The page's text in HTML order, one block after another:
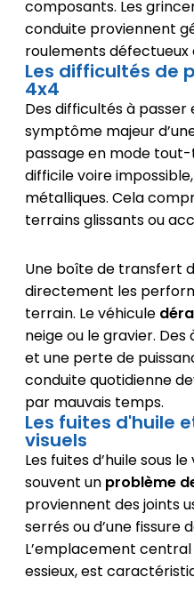
composants. Les
conduite proviennent
roulements défectueux
Les difficultés de
4x4
Des difficultés à
symptôme majeur
passage en mode
difficile voire
métalliques. Cela
terrains glissants ou
Une boîte de transfert
directement les
terrain. Le véhicule
neige ou le gravier.
et une perte de
conduite quotidienne
par mauvais temps.
Les fuites d'huile
visuels
Les fuites d’huile sous
souvent un problème
proviennent des joints
serrés ou d’une fissure
L’emplacement
essieux, est